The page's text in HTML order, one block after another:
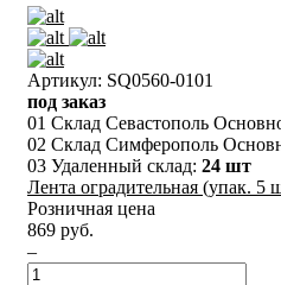
Артикул: SQ0560-0101
под заказ
01 Склад Севастополь
02 Склад Симферополь
03 Удаленный склад: 24 шт
Лента оградительная (упак.
Розничная цена
869 руб.
–